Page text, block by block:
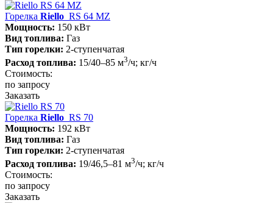
Горелка Riello RS 64 MZ
Мощность: 150 кВт
Вид топлива: Газ
Тип горелки: 2-ступенчатая
Расход топлива: 15/40–85 м3/ч; кг/ч
Стоимость:
по запросу
Заказать
Горелка Riello RS 70
Мощность: 192 кВт
Вид топлива: Газ
Тип горелки: 2-ступенчатая
Расход топлива: 19/46,5–81 м3/ч; кг/ч
Стоимость:
по запросу
Заказать